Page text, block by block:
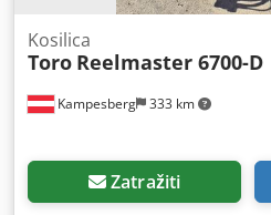
Kampesberg 333 km
Kosilica
Toro Reelmaster 6700-D
Zatražiti